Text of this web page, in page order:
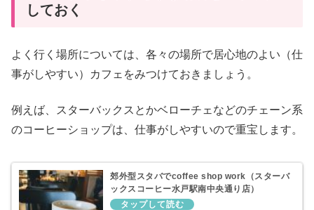
しておく
よく行く場所については、各々の場所で居心地のよい（仕
事がしやすい）カフェをみつけておきましょう。
例えば、スターバックスとかベローチェなどのチェーン系
のコーヒーショップは、仕事がしやすいので重宝します。
郊外型スタバでcoffee shop work（スターバ
ックスコーヒー水戸駅南中央通り店）